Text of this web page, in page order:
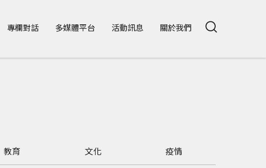
專欄對話 多媒體平台 活動訊息 關於我們
教育 文化 疫情